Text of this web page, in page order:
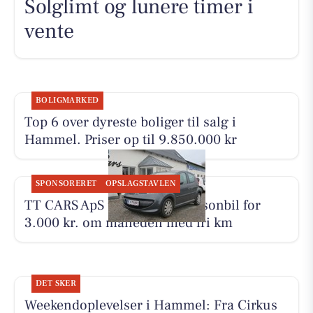
Solglimt og lunere timer i
vente
BOLIGMARKED
Top 6 over dyreste boliger til salg i
Hammel. Priser op til 9.850.000 kr
SPONSORERET OPSLAGSTAVLEN
TT CARS ApS udlejer lille personbil for
3.000 kr. om måneden med fri km
DET SKER
Weekendoplevelser i Hammel: Fra Cirkus